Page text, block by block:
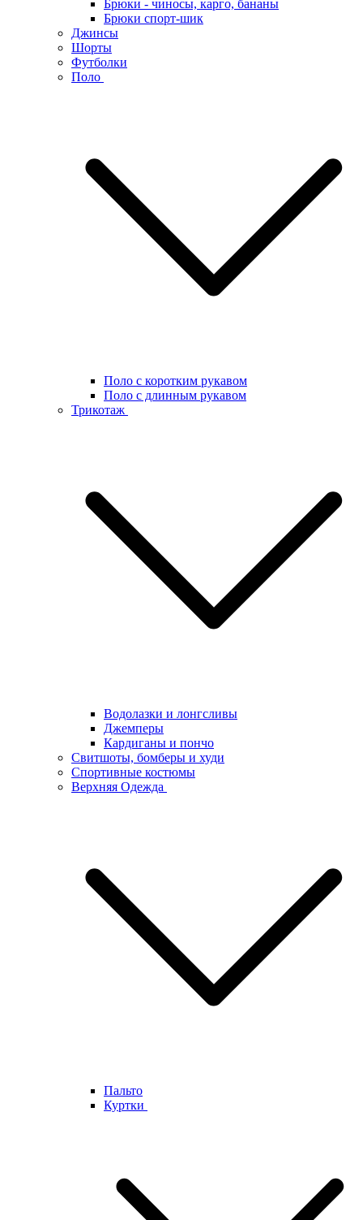
Брюки - чиносы, карго, бананы
Брюки спорт-шик
Джинсы
Шорты
Футболки
Поло
Поло с коротким рукавом
Поло с длинным рукавом
Трикотаж
Водолазки и лонгсливы
Джемперы
Кардиганы и пончо
Свитшоты, бомберы и худи
Спортивные костюмы
Верхняя Одежда
Пальто
Куртки